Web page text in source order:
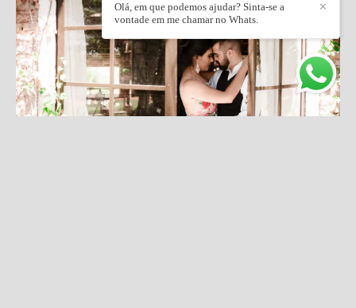
✕
Olá, em que podemos ajudar? Sinta-se a
vontade em me chamar no Whats.